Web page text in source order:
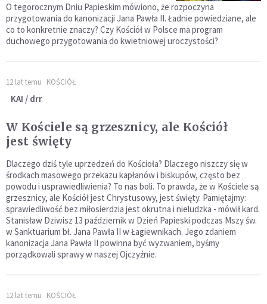
O tegorocznym Dniu Papieskim mówiono, że rozpoczyna
przygotowania do kanonizacji Jana Pawła II. Ładnie powiedziane, ale
co to konkretnie znaczy? Czy Kościół w Polsce ma program
duchowego przygotowania do kwietniowej uroczystości?
12 lat temu KOŚCIÓŁ
KAI / drr
W Kościele są grzesznicy, ale Kościół
jest święty
Dlaczego dziś tyle uprzedzeń do Kościoła? Dlaczego niszczy się w
środkach masowego przekazu kapłanów i biskupów, często bez
powodu i usprawiedliwienia? To nas boli. To prawda, że w Kościele są
grzesznicy, ale Kościół jest Chrystusowy, jest święty. Pamiętajmy:
sprawiedliwość bez miłosierdzia jest okrutna i nieludzka - mówił kard.
Stanisław Dziwisz 13 październik w Dzień Papieski podczas Mszy św.
w Sanktuarium bł. Jana Pawła II w Łagiewnikach. Jego zdaniem
kanonizacja Jana Pawła II powinna być wyzwaniem, byśmy
porządkowali sprawy w naszej Ojczyźnie.
12 lat temu KOŚCIÓŁ